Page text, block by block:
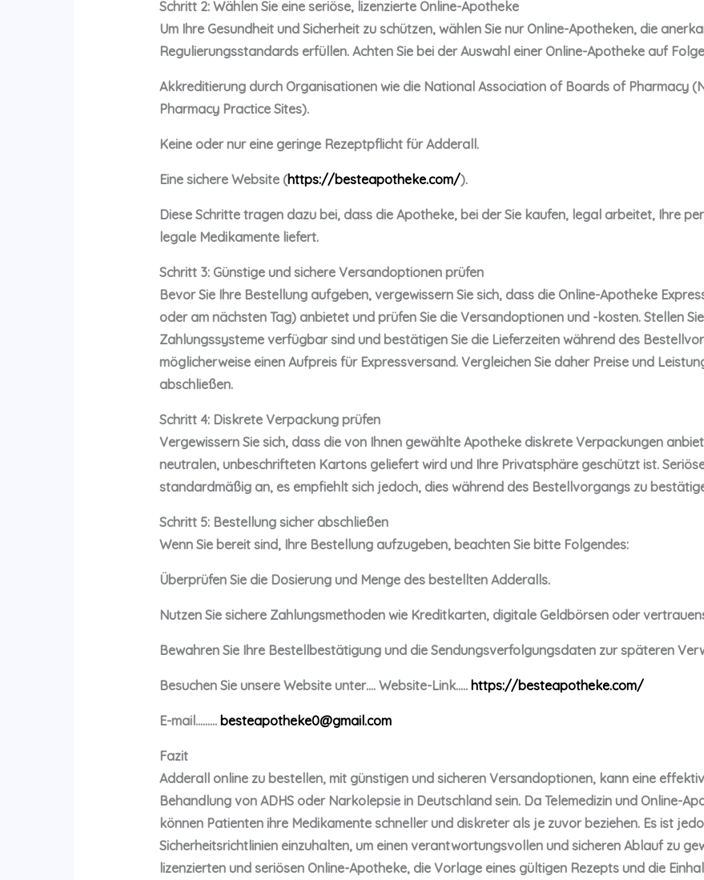
Schritt 2: Wählen Sie eine seriöse, lizenzierte Online-Apotheke
Um Ihre Gesundheit und Sicherheit zu schützen, wählen Sie nur Online-Apotheken, die
Regulierungsstandards erfüllen. Achten Sie bei der Auswahl einer Online-Apotheke auf
Akkreditierung durch Organisationen wie die National Association of Boards of Pharmacy
Pharmacy Practice Sites).
Keine oder nur eine geringe Rezeptpflicht für Adderall.
Eine sichere Website (https://besteapotheke.com/).
Diese Schritte tragen dazu bei, dass die Apotheke, bei der Sie kaufen, legal arbeitet, Ihre
legale Medikamente liefert.
Schritt 3: Günstige und sichere Versandoptionen prüfen
Bevor Sie Ihre Bestellung aufgeben, vergewissern Sie sich, dass die Online-Apotheke
oder am nächsten Tag) anbietet und prüfen Sie die Versandoptionen und -kosten. Stellen
Zahlungssysteme verfügbar sind und bestätigen Sie die Lieferzeiten während des
möglicherweise einen Aufpreis für Expressversand. Vergleichen Sie daher Preise und
abschließen.
Schritt 4: Diskrete Verpackung prüfen
Vergewissern Sie sich, dass die von Ihnen gewählte Apotheke diskrete Verpackungen
neutralen, unbeschrifteten Kartons geliefert wird und Ihre Privatsphäre geschützt ist.
standardmäßig an, es empfiehlt sich jedoch, dies während des Bestellvorgangs zu
Schritt 5: Bestellung sicher abschließen
Wenn Sie bereit sind, Ihre Bestellung aufzugeben, beachten Sie bitte Folgendes:
Überprüfen Sie die Dosierung und Menge des bestellten Adderalls.
Nutzen Sie sichere Zahlungsmethoden wie Kreditkarten, digitale Geldbörsen oder
Bewahren Sie Ihre Bestellbestätigung und die Sendungsverfolgungsdaten zur späteren
Besuchen Sie unsere Website unter…. Website-Link….. https://besteapotheke.com/
E-mail……… besteapotheke0@gmail.com
Fazit
Adderall online zu bestellen, mit günstigen und sicheren Versandoptionen, kann eine
Behandlung von ADHS oder Narkolepsie in Deutschland sein. Da Telemedizin und Online-
können Patienten ihre Medikamente schneller und diskreter als je zuvor beziehen. Es ist
Sicherheitsrichtlinien einzuhalten, um einen verantwortungsvollen und sicheren Ablauf zu
lizenzierten und seriösen Online-Apotheke, die Vorlage eines gültigen Rezepts und die